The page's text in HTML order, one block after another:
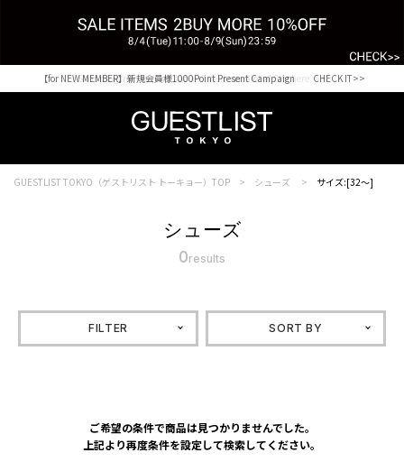
Shopping from outside Japan? Visit our Global Site here. >>
【for NEW MEMBER】新規会員様1000Point Present Campaign CHECK IT>>
GUESTLIST TOKYO（ゲストリスト トーキョー）TOP シューズ サイズ:[32～]
シューズ
0results
FILTER SORT BY
ご希望の条件で商品は見つかりませんでした。
上記より再度条件を設定して検索してください。